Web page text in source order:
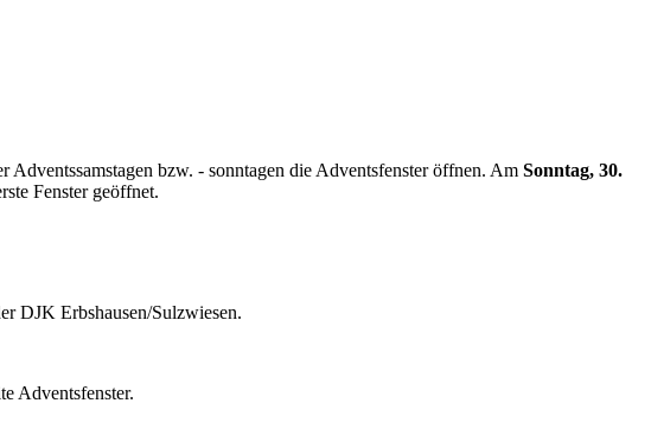
Adventssamstagen bzw. - sonntagen die Adventsfenster öffnen. Am Sonntag, 30.
Fenster geöffnet.
DJK Erbshausen/Sulzwiesen.
Adventsfenster.